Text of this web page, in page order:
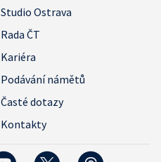
Studio Ostrava
Rada ČT
Kariéra
Podávání námětů
Časté dotazy
Kontakty